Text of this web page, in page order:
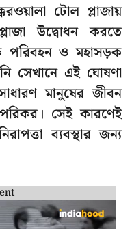
টোল প্লাজায়
উদ্বোধন করতে
পরিবহন ও মহাসড়ক
সেখানে এই ঘোষণা
মানুষের জীবন
সেই কারণেই
ব্যবস্থার জন্য